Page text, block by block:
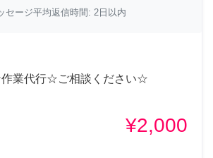
セージ平均返信時間: 2日以内
業代行☆ご相談ください☆
¥2,000